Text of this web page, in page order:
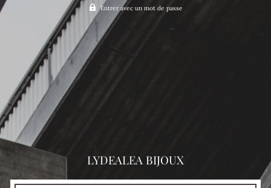
Entrer avec un mot de passe
LYDEALEA BIJOUX